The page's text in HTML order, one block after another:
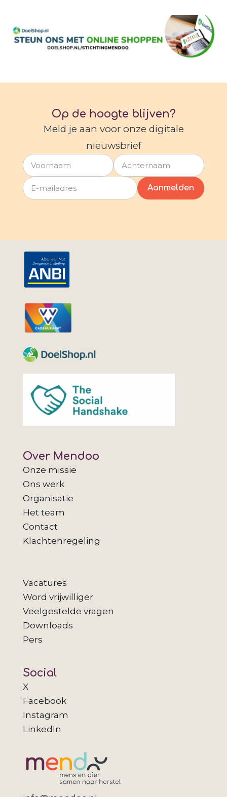
Op de hoogte blijven?
Meld je aan voor onze digitale
nieuwsbrief
Over Mendoo
Onze missie
Ons werk
Organisatie
Het team
Contact
Klachtenregeling
Vacatures
Word vrijwilliger
Veelgestelde vragen
Downloads
Pers
Social
X
Facebook
Instagram
LinkedIn